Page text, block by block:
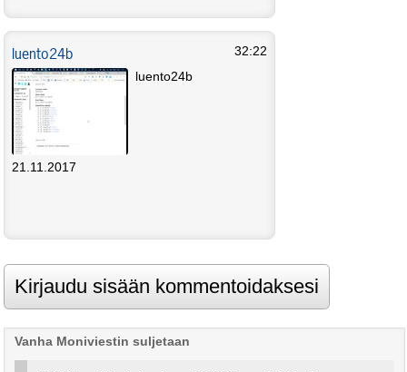
luento24b
32:22
luento24b
21.11.2017
Vanha Moniviestin suljetaan